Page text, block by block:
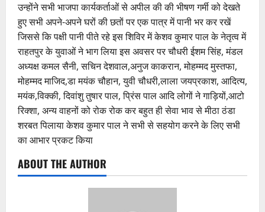
उन्होंने सभी भाजपा कार्यकर्ताओं से अपील की की भीषण गर्मी को देखते
हुए सभी अपने-अपने घरों की छतों पर एक पात्र में पानी भर कर रखें
जिससे कि पक्षी पानी पीते रहे इस शिविर में केशव कुमार पाल के नेतृत्व में
राहतपुर के युवाओं ने भाग लिया इस अवसर पर चौधरी ईशम सिंह, मंडल
अध्यक्ष कमल सैनी, सचिन देशवाल,अनुज काकरान, मोहम्मद मुस्तफा,
मोहम्मद माजिद,डा मयंक चौहान, युवी चौधरी,लाला जयप्रकाश, आदित्य,
मयंक,विक्की, दिवांशु तुषार पाल, प्रिंस पाल आदि लोगों ने गाड़ियों,आटो
रिक्शा, अन्य वाहनों को रोक रोक कर बहुत ही सेवा भाव से मीठा ठंडा
शरबत पिलाया केशव कुमार पाल ने सभी से सहयोग करने के लिए सभी
का आभार प्रकट किया
ABOUT THE AUTHOR